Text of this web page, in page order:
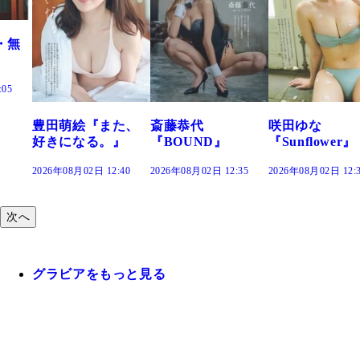
斎藤恭代
『BOUND』
2026年08月02日 12:35
咲田ゆな
『Sunflower』
2026年08月02日 12:30
藤水咲桜『花
だまり』
2026年08月02日
次へ
グラビアをもっと見る